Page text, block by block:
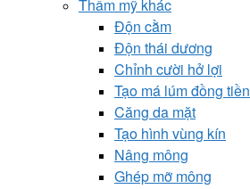
Thẩm mỹ khác
Độn cằm
Độn thái dương
Chỉnh cười hở lợi
Tạo má lúm đồng tiền
Căng da mặt
Tạo hình vùng kín
Nâng mông
Ghép mỡ mông